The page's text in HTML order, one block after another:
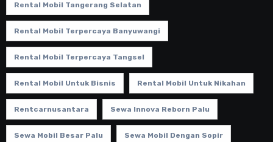
Rental Mobil Tangerang Selatan
Rental Mobil Terpercaya Banyuwangi
Rental Mobil Terpercaya Tangsel
Rental Mobil Untuk Bisnis Rental Mobil Untuk Nikahan
Rentcarnusantara Sewa Innova Reborn Palu
Sewa Mobil Besar Palu Sewa Mobil Dengan Sopir